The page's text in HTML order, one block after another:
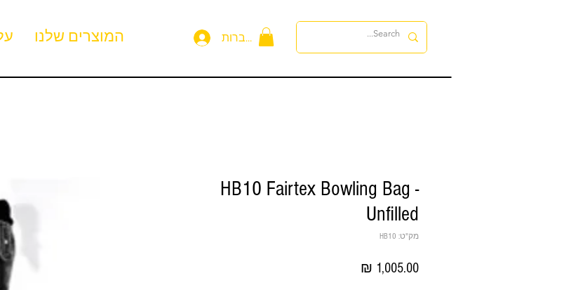
המוצרים שלנו להתחברות
HB10 Fairtex Bowling Bag -
Unfilled
מק"ט: HB10